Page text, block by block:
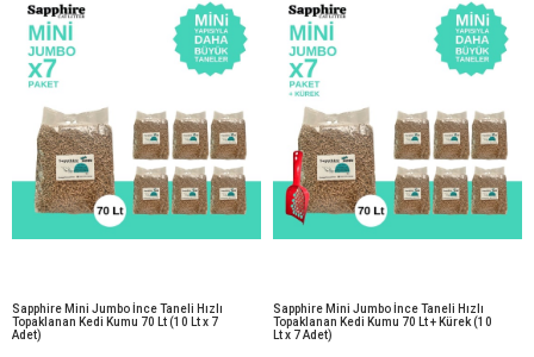
Sapphire Mini Jumbo İnce Taneli Hızlı
Topaklanan Kedi Kumu 70 Lt (10 Lt x 7
Adet)
Sapphire Mini Jumbo İnce Taneli Hızlı
Topaklanan Kedi Kumu 70 Lt + Kürek (10
Lt x 7 Adet)